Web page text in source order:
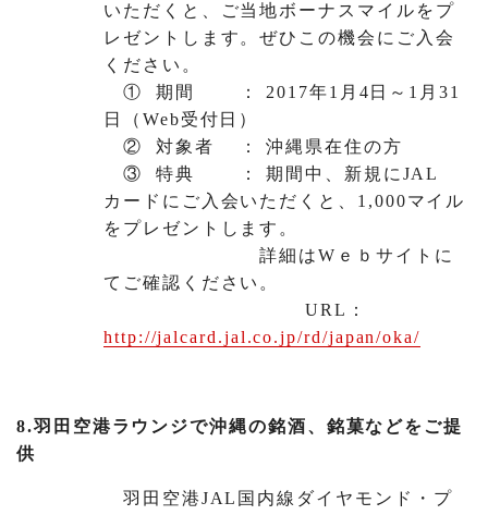
いただくと、ご当地ボーナスマイルをプ
レゼントします。ぜひこの機会にご入会
ください。
① 期間 ： 2017年1月4日～1月31
日（Web受付日）
② 対象者 ： 沖縄県在住の方
③ 特典 ： 期間中、新規にJAL
カードにご入会いただくと、1,000マイル
をプレゼントします。
詳細はWｅｂサイトに
てご確認ください。
URL：
http://jalcard.jal.co.jp/rd/japan/oka/
8.羽田空港ラウンジで沖縄の銘酒、銘菓などをご提
供
羽田空港JAL国内線ダイヤモンド・プ